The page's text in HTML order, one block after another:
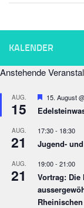
KALENDER
Anstehende
AUG.
15
Empfohlen
15. August
AUG.
21
17:30- 18:30
Jugend-
AUG.
21
19:00- 21:00
Vortrag: Die